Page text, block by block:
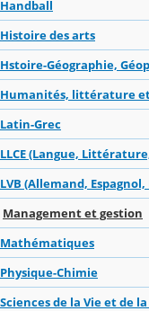
Handball
Histoire des arts
Hstoire-Géographie,
Humanités, littérature
Latin-Grec
LLCE (Langue,
LVB (Allemand,
Management et gestion
Mathématiques
Physique-Chimie
Sciences de la Vie et de